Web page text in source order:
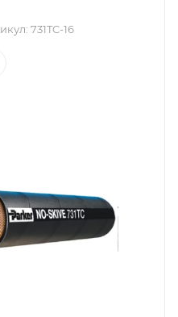
731TC-16